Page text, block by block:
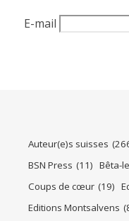
E-mail
Auteur(e)s suisses
BSN Press (11) Bêta-
Coups de cœur (19)
Editions Montsalvens